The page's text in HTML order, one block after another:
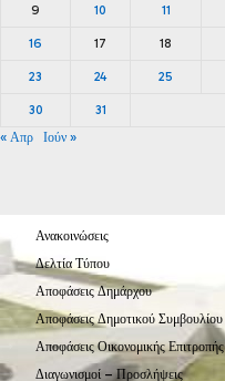
9 10 11
16 17 18
23 24 25
30
31
« Απρ
Ιούν »
Ανακοινώσεις
Δελτία Τύπου
Αποφάσεις Δημάρχου
Αποφάσεις Δημοτικού Συμβουλίου
Αποφάσεις Οικονομικής Επιτροπής
Διαγωνισμοί – Προσλήψεις